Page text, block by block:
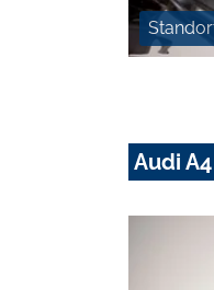
Audi